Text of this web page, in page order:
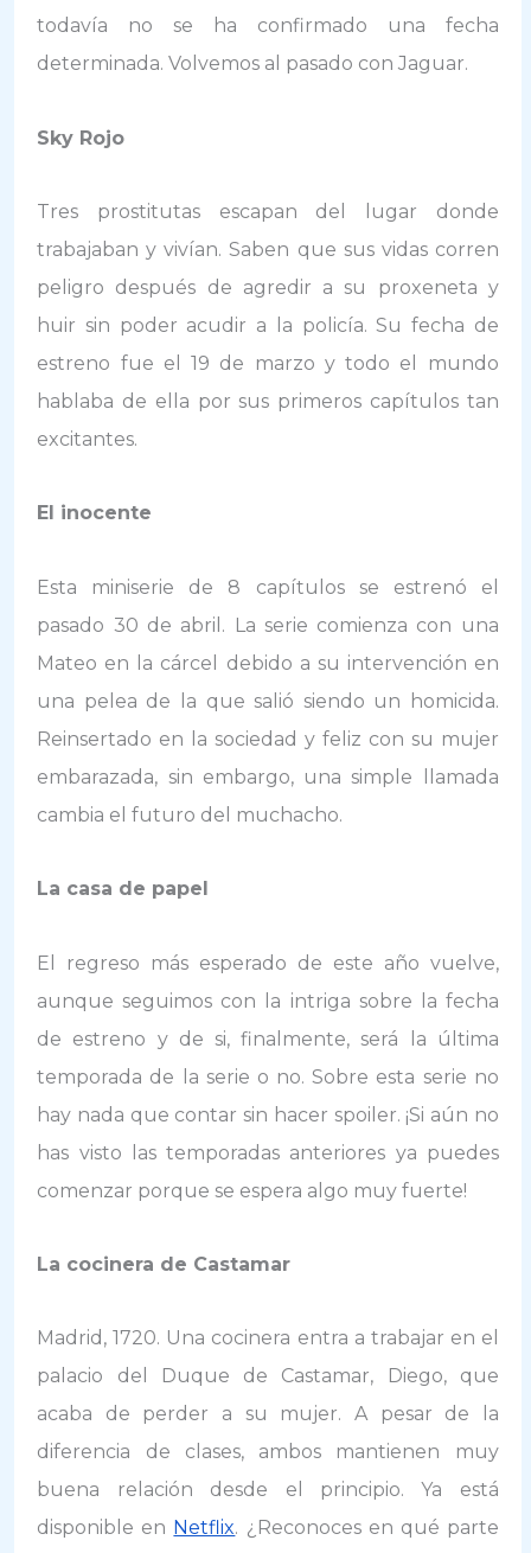
todavía no se ha confirmado una fecha
determinada. Volvemos al pasado con Jaguar.
Sky Rojo
Tres prostitutas escapan del lugar donde
trabajaban y vivían. Saben que sus vidas corren
peligro después de agredir a su proxeneta y
huir sin poder acudir a la policía. Su fecha de
estreno fue el 19 de marzo y todo el mundo
hablaba de ella por sus primeros capítulos tan
excitantes.
El inocente
Esta miniserie de 8 capítulos se estrenó el
pasado 30 de abril. La serie comienza con una
Mateo en la cárcel debido a su intervención en
una pelea de la que salió siendo un homicida.
Reinsertado en la sociedad y feliz con su mujer
embarazada, sin embargo, una simple llamada
cambia el futuro del muchacho.
La casa de papel
El regreso más esperado de este año vuelve,
aunque seguimos con la intriga sobre la fecha
de estreno y de si, finalmente, será la última
temporada de la serie o no. Sobre esta serie no
hay nada que contar sin hacer spoiler. ¡Si aún no
has visto las temporadas anteriores ya puedes
comenzar porque se espera algo muy fuerte!
La cocinera de Castamar
Madrid, 1720. Una cocinera entra a trabajar en el
palacio del Duque de Castamar, Diego, que
acaba de perder a su mujer. A pesar de la
diferencia de clases, ambos mantienen muy
buena relación desde el principio. Ya está
disponible en Netflix. ¿Reconoces en qué parte